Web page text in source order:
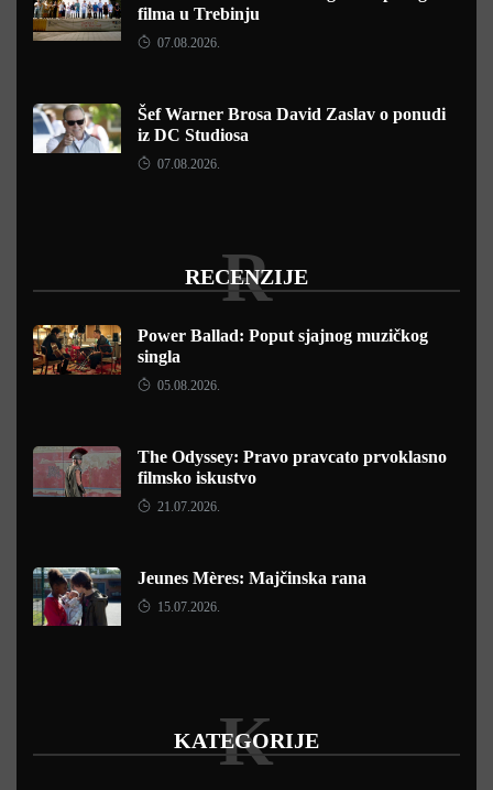
filma u Trebinju
07.08.2026.
Šef Warner Brosa David Zaslav o ponudi
iz DC Studiosa
07.08.2026.
RECENZIJE
R
Power Ballad: Poput sjajnog muzičkog
singla
05.08.2026.
The Odyssey: Pravo pravcato prvoklasno
filmsko iskustvo
21.07.2026.
Jeunes Mères: Majčinska rana
15.07.2026.
KATEGORIJE
K